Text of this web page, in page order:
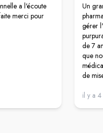
a l'écoute
merci pour
Un
gérer
de 7
que
de
il y a 4